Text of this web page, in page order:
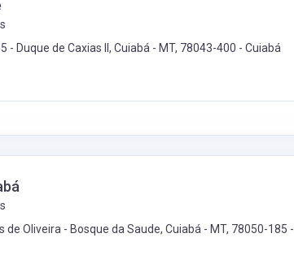
- Duque de Caxias II, Cuiabá - MT, 78043-400 -Cuiabá
de Oliveira - Bosque da Saude, Cuiabá - MT, 78050-185 -